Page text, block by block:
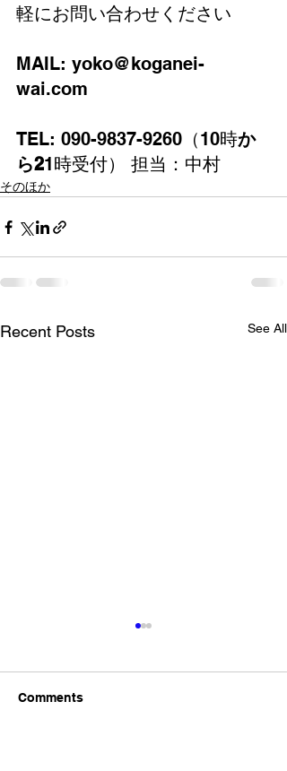
軽にお問い合わせください
MAIL: yoko@koganei-
wai.com
TEL: 090-9837-9260（10時か
ら21時受付） 担当：中村
そのほか
Recent Posts See All
Comments